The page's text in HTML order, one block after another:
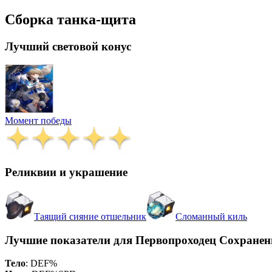
Сборка танка-щита
Лучший световой конус
Момент победы
Реликвии и украшение
Таящий сияние отшельник Сломанный киль
Лучшие показатели для Первопроходец
Тело: DEF%